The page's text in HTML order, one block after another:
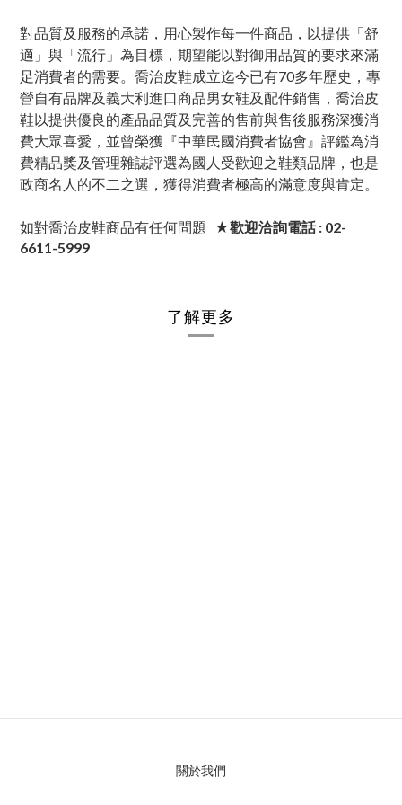
對品質及服務的承諾，用心製作每一件商品，以提供「舒
適」與「流行」為目標，期望能以對御用品質的要求來滿
足消費者的需要。喬治皮鞋成立迄今已有70多年歷史，專
營自有品牌及義大利進口商品男女鞋及配件銷售，喬治皮
鞋以提供優良的產品品質及完善的售前與售後服務深獲消
費大眾喜愛，並曾榮獲『中華民國消費者協會』評鑑為消
費精品獎及管理雜誌評選為國人受歡迎之鞋類品牌，也是
政商名人的不二之選，獲得消費者極高的滿意度與肯定。
如對喬治皮鞋商品有任何問題
★歡迎洽詢電話 : 02-
6611-5999
了解更多
關於我們